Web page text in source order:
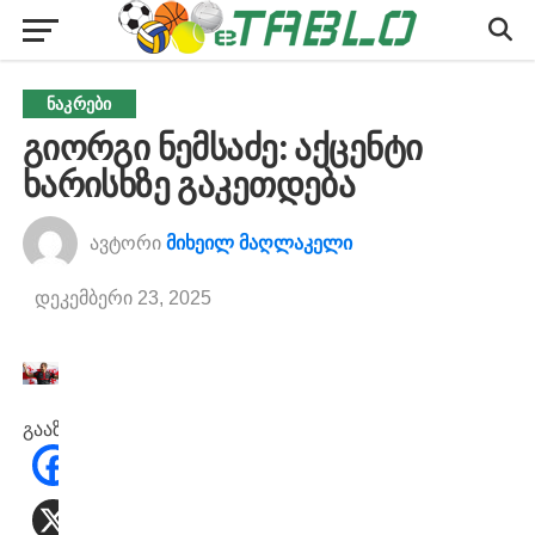
ᲜᲐᲙᲠᲔᲑᲘ
გიორგი ნემსაძე: აქცენტი
ხარისხზე გაკეთდება
ავტორი მიხეილ მაღლაკელი
დეკემბერი 23, 2025
გააზიარეთ